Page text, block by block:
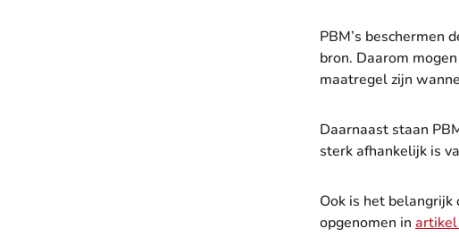
PBM’s beschermen
bron. Daarom
maatregel zijn
Daarnaast staan
sterk afhankelijk is
Ook is het belangrijk
opgenomen in